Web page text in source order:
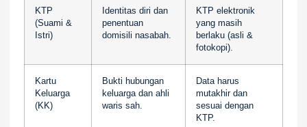
KTP
(Suami &
Istri)
Identitas diri dan
penentuan
domisili nasabah.
KTP elektronik
yang masih
berlaku (asli &
fotokopi).
Kartu
Keluarga
(KK)
Bukti hubungan
keluarga dan ahli
waris sah.
Data harus
mutakhir dan
sesuai dengan
KTP.